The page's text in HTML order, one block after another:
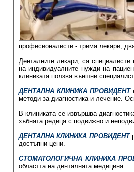
професионалисти - трима лекари,
Денталните лекари, са
на индивидуалните нужди на
клиниката ползва външни
ДЕНТАЛНА КЛИНИКА ПРОВИДЕНТ
методи за диагностика и лечение.
В клиниката се извършва
зъбната редица с подвижно и
ДЕНТАЛНА КЛИНИКА ПРОВИДЕНТ
достъпни цени.
СТОМАТОЛОГИЧНА КЛИНИКА
областта на денталната медицина.